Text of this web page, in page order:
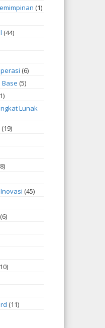
(1)
(44)
(6)
(5)
Lunak
(19)
(45)
(6)
(11)